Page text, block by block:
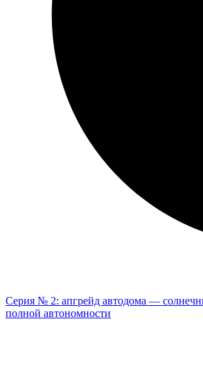
Серия № 2: апгрейд автодома —
полной автономности